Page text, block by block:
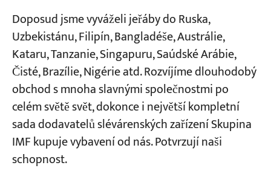
Aplikace
O nás
Doposud jsme vyváželi jeřáby do Ruska,
Uzbekistánu, Filipín, Bangladéše, Austrálie,
Kataru, Tanzanie, Singapuru, Saúdské Arábie,
Čisté, Brazílie, Nigérie atd. Rozvíjíme dlouhodobý
obchod s mnoha slavnými společnostmi po
celém světě svět, dokonce i největší kompletní
sada dodavatelů slévárenských zařízení Skupina
IMF kupuje vybavení od nás. Potvrzují naši
schopnost.